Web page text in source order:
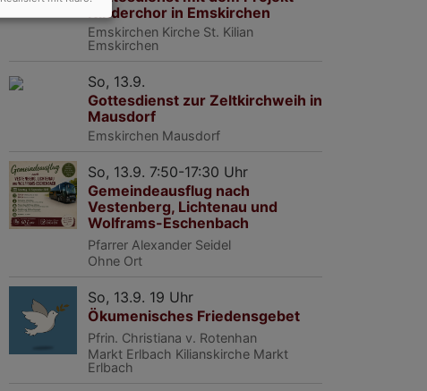
Kinderchor in Emskirchen
Emskirchen Kirche St. Kilian
Emskirchen
So, 13.9.
Gottesdienst zur Zeltkirchweih in
Mausdorf
Emskirchen Mausdorf
So, 13.9. 7:50-17:30 Uhr
Gemeindeausflug nach
Vestenberg, Lichtenau und
Wolframs-Eschenbach
Pfarrer Alexander Seidel
Ohne Ort
So, 13.9. 19 Uhr
Ökumenisches Friedensgebet
Pfrin. Christiana v. Rotenhan
Markt Erlbach Kilianskirche Markt
Erlbach